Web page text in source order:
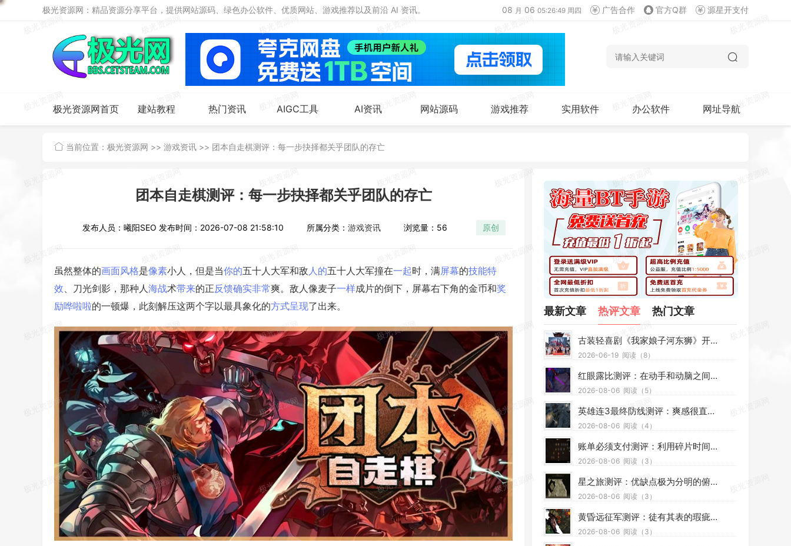
极光资源网：精品资源分享平台，提供网站源码、绿色办公软件、优质网站、游戏推荐以及前沿 AI 资讯。 08 月 06 05:26:50 周四 广告合作 官方Q群 源星开支付
极光资源网首页 建站教程 热门资讯 AIGC工具 AI资讯 网站源码 游戏推荐 实用软件 办公软件 网址导航
当前位置： 极光资源网 >> 游戏资讯 >> 团本自走棋测评：每一步抉择都关乎团队的存亡
团本自走棋测评：每一步抉择都关乎团队的存亡
发布人员：曦阳SEO 发布时间：2026-07-08 21:58:10 所属分类： 游戏资讯 浏览量：56 原创
虽然整体的画面风格是像素小人，但是当你的五十人大军和敌人的五十人大军撞在一起时，满屏幕的技能特
效、刀光剑影，那种人海战术带来的正反馈确实非常爽。敌人像麦子一样成片的倒下，屏幕右下角的金币和奖
励哗啦啦的一顿爆，此刻解压这两个字以最具象化的方式呈现了出来。 最新文章 热评文章 热门文章
古装轻喜剧《我家娘子河东狮》开机｜高珊佳黛新剧启程
2026-06-19 阅读（8）
红眼露比测评：在动手和动脑之间找到微妙平衡
2026-08-06 阅读（5）
英雄连3最终防线测评：爽感很直接但深度不够
2026-08-06 阅读（4）
账单必须支付测评：利用碎片时间随手开一局来解压
2026-08-06 阅读（3）
星之旅测评：优缺点极为分明的俯视角箱庭探索arpg
2026-08-06 阅读（3）
黄昏远征军测评：徒有其表的瑕疵作品
2026-08-06 阅读（3）